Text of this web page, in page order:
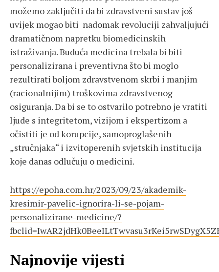
možemo zaključiti da bi zdravstveni sustav još
uvijek mogao biti nadomak revoluciji zahvaljujući
dramatičnom napretku biomedicinskih
istraživanja. Buduća medicina trebala bi biti
personalizirana i preventivna što bi moglo
rezultirati boljom zdravstvenom skrbi i manjim
(racionalnijim) troškovima zdravstvenog
osiguranja. Da bi se to ostvarilo potrebno je vratiti
ljude s integritetom, vizijom i ekspertizom a
očistiti je od korupcije, samoproglašenih
„stručnjaka“ i izvitoperenih svjetskih institucija
koje danas odlučuju o medicini.
https://epoha.com.hr/2023/09/23/akademik-
kresimir-pavelic-ignorira-li-se-pojam-
personalizirane-medicine/?
Najnovije vijesti